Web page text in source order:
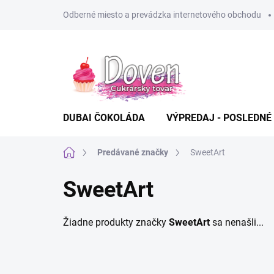
Odberné miesto a prevádzka internetového obchodu
DUBAI ČOKOLÁDA VÝPREDAJ -
DomovPredávané značky SweetArt
SweetArt
Žiadne produkty značky SweetArtsa nenašli...